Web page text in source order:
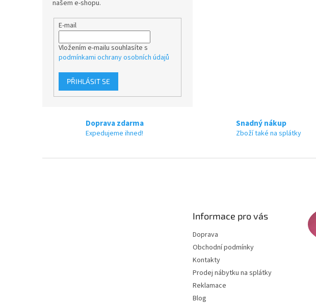
našem e-shopu.
E-mail
Vložením e-mailu souhlasíte s
podmínkami ochrany osobních údajů
PŘIHLÁSIT SE
Doprava zdarma
Expedujeme ihned!
Snadný nákup
Zboží také na splátky
Informace pro vás
Doprava
Obchodní podmínky
Kontakty
Prodej nábytku na splátky
Reklamace
Blog